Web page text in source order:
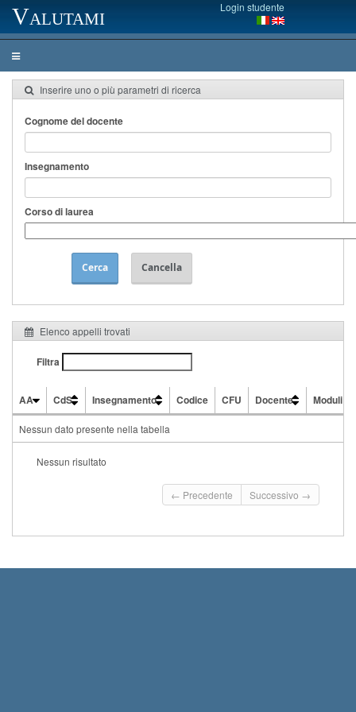
Valutami Login studente
Inserire uno o più parametri di ricerca
Cognome del docente
Insegnamento
Corso di laurea
Cerca Cancella
Elenco appelli trovati
Filtra
AA CdS Insegnamento Codice CFU Docente
Moduli
Nessun dato presente nella tabella
Nessun risultato
← Precedente Successivo →